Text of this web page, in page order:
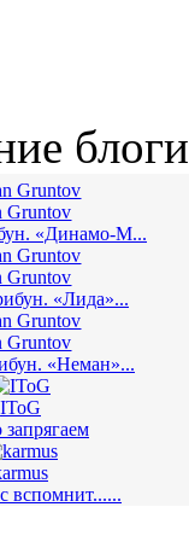
блоги
Gruntov
«Динамо-М...
Gruntov
«Лида»...
Gruntov
«Неман»...
IToG
запрягаем
вспомнит......